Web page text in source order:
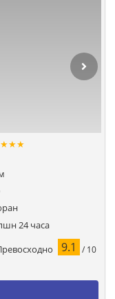
24 часа
9.1 / 10